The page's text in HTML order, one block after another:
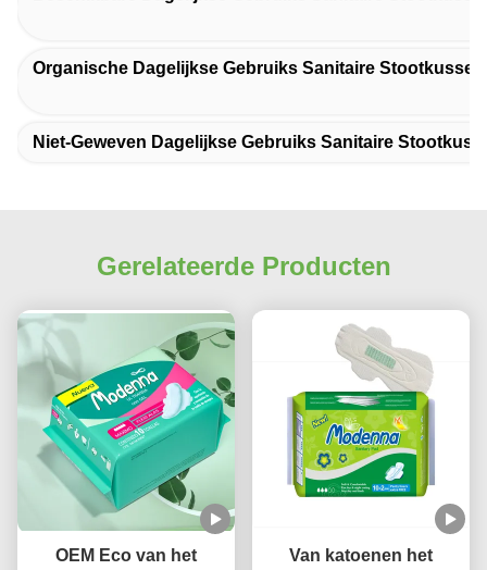
Organische Dagelijkse Gebruiks Sanitaire
Niet-Geweven Dagelijkse Gebruiks Sanitaire
Gerelateerde Producten
OEM Eco van het
Van katoenen het